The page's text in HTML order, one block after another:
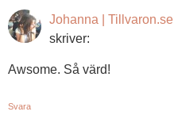
Johanna | Tillvaron.se
skriver:
Awsome. Så värd!
Svara